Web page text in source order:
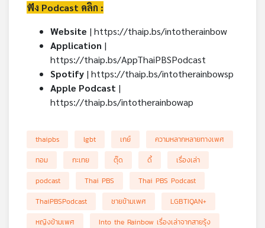
ฟัง Podcast คลิก :
Website | https://thaip.bs/intotherainbow
Application |
https://thaip.bs/AppThaiPBSPodcast
Spotify | https://thaip.bs/intotherainbowsp
Apple Podcast |
https://thaip.bs/intotherainbowap
thaipbs lgbt เกย์
ความหลากหลายทางเพศ
ทอม
กะเทย ตุ๊ด ดี้
เรื่องเล่า
podcast
Thai PBS
Thai PBS Podcast
ThaiPBSPodcast
ชายข้ามเพศ
LGBTIQAN+
หญิงข้ามเพศ
Into the Rainbow เรื่องเล่าจากสายรุ้ง